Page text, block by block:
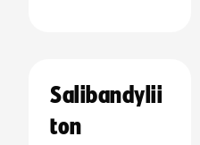
Salibandylii
ton